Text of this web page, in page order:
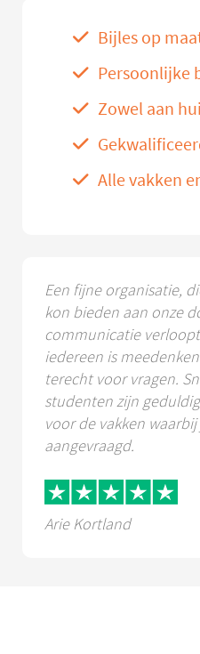
Bijles op
Persoonlijke
Zowel aan
Alle vakken
Een fijne organisatie,
kon bieden aan onze
communicatie
iedereen is
terecht voor vragen.
studenten zijn
voor de vakken
aangevraagd.
Arie Kortland